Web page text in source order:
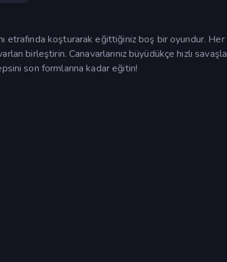
etrafında koşturarak eğittiğiniz boş bir oyundur.
birleştirin. Canavarlarınız büyüdükçe hızlı
son formlarına kadar eğitin!